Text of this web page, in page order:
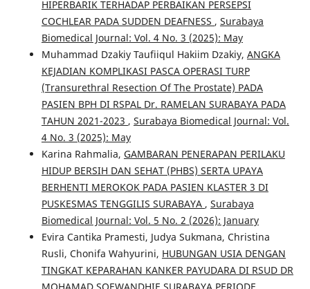
HIPERBARIK TERHADAP PERBAIKAN PERSEPSI
COCHLEAR PADA SUDDEN DEAFNESS , Surabaya
Biomedical Journal: Vol. 4 No. 3 (2025): May
Muhammad Dzakiy Taufiiqul Hakiim Dzakiy, ANGKA
KEJADIAN KOMPLIKASI PASCA OPERASI TURP
(Transurethral Resection Of The Prostate) PADA
PASIEN BPH DI RSPAL Dr. RAMELAN SURABAYA PADA
TAHUN 2021-2023 , Surabaya Biomedical Journal: Vol.
4 No. 3 (2025): May
Karina Rahmalia, GAMBARAN PENERAPAN PERILAKU
HIDUP BERSIH DAN SEHAT (PHBS) SERTA UPAYA
BERHENTI MEROKOK PADA PASIEN KLASTER 3 DI
PUSKESMAS TENGGILIS SURABAYA , Surabaya
Biomedical Journal: Vol. 5 No. 2 (2026): January
Evira Cantika Pramesti, Judya Sukmana, Christina
Rusli, Chonifa Wahyurini, HUBUNGAN USIA DENGAN
TINGKAT KEPARAHAN KANKER PAYUDARA DI RSUD DR